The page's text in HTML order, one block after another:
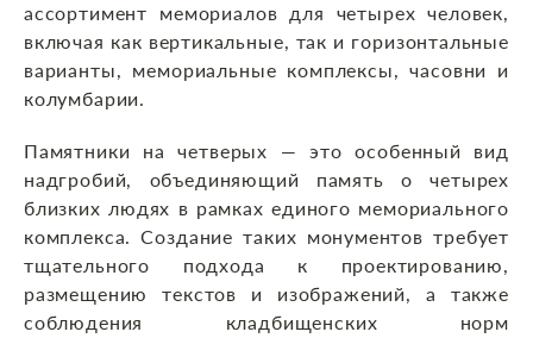
ассортимент мемориалов для четырех человек,
включая как вертикальные, так и горизонтальные
варианты, мемориальные комплексы, часовни и
колумбарии.
Памятники на четверых — это особенный вид
надгробий, объединяющий память о четырех
близких людях в рамках единого мемориального
комплекса. Создание таких монументов требует
тщательного подхода к проектированию,
размещению текстов и изображений, а также
соблюдения кладбищенских норм